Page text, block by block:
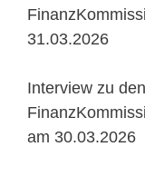
31.03.2026
Interview zu
am 30.03.2026